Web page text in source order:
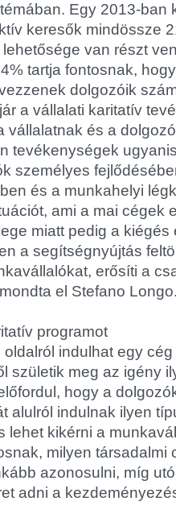
Egy 2013-ban
keresők mindössze
van részt
tartja fontosnak,
dolgozóik
a vállalati karitatív
vállalatnak és a
tevékenységek
személyes
és a munkahelyi
ami a mai cégek
miatt pedig a
a segítségnyújtás
erősíti a
el Stefano
programot
indulhat egy
születik meg az igény
hogy a
alulról indulnak ilyen
lehet kikérni a
milyen társadalmi
azonosulni, míg
adni a